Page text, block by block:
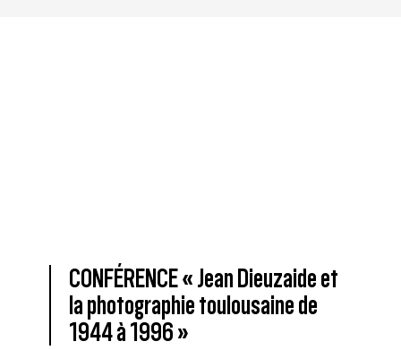
CONFÉRENCE « Jean Dieuzaide et
la photographie toulousaine de
1944 à 1996 »